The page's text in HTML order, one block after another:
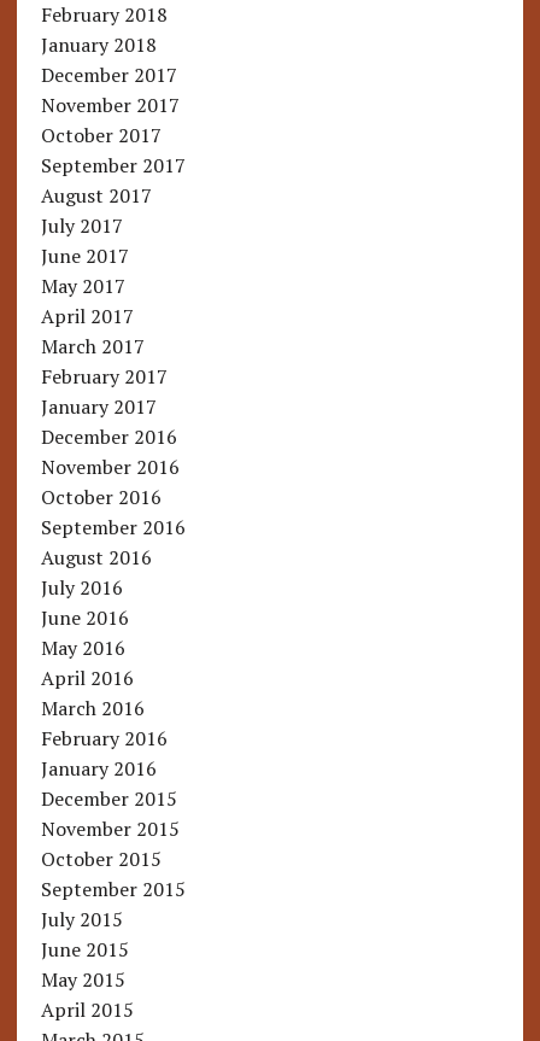
February 2018
January 2018
December 2017
November 2017
October 2017
September 2017
August 2017
July 2017
June 2017
May 2017
April 2017
March 2017
February 2017
January 2017
December 2016
November 2016
October 2016
September 2016
August 2016
July 2016
June 2016
May 2016
April 2016
March 2016
February 2016
January 2016
December 2015
November 2015
October 2015
September 2015
July 2015
June 2015
May 2015
April 2015